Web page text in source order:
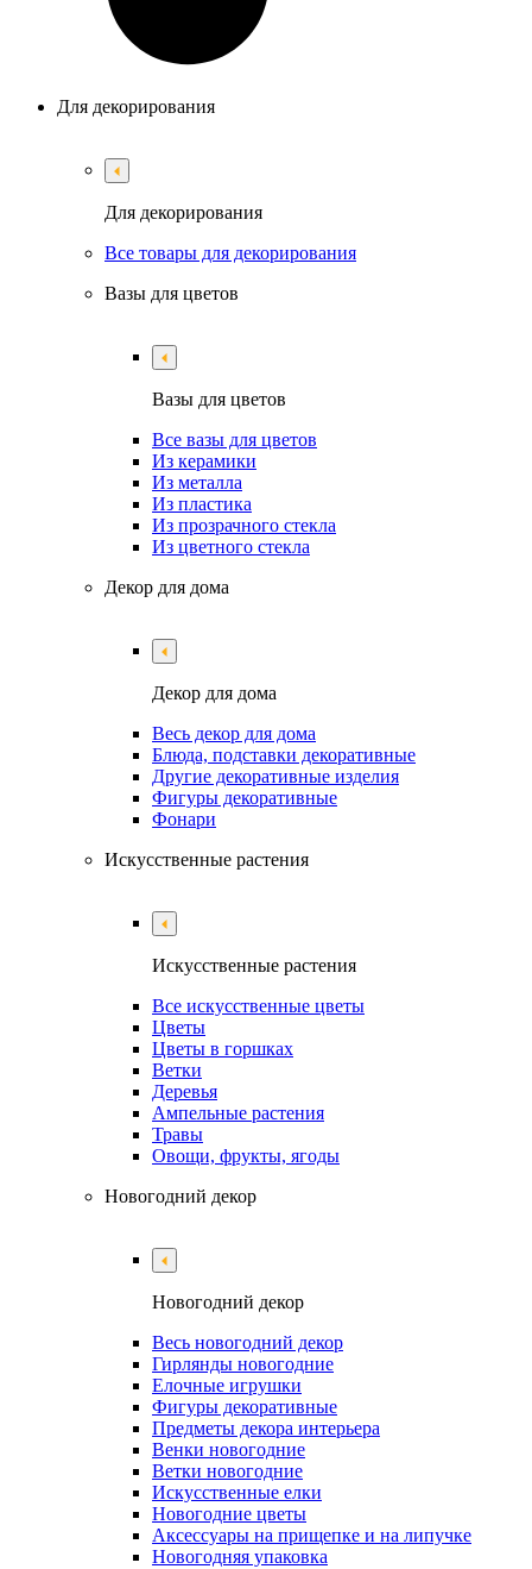
Для декорирования
Для декорирования
Все товары для декорирования
Вазы для цветов
Вазы для цветов
Все вазы для цветов
Из керамики
Из металла
Из пластика
Из прозрачного стекла
Из цветного стекла
Декор для дома
Декор для дома
Весь декор для дома
Блюда, подставки декоративные
Другие декоративные изделия
Фигуры декоративные
Фонари
Искусственные растения
Искусственные растения
Все искусственные цветы
Цветы
Цветы в горшках
Ветки
Деревья
Ампельные растения
Травы
Овощи, фрукты, ягоды
Новогодний декор
Новогодний декор
Весь новогодний декор
Гирлянды новогодние
Елочные игрушки
Фигуры декоративные
Предметы декора интерьера
Венки новогодние
Ветки новогодние
Искусственные елки
Новогодние цветы
Аксессуары на прищепке и на липучке
Новогодняя упаковка